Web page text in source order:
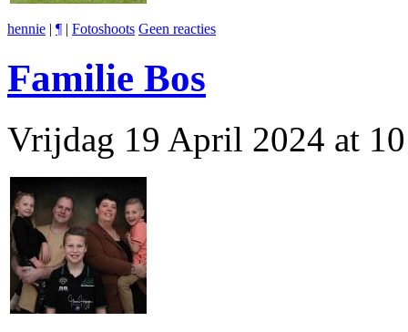
hennie | ¶ | Fotoshoots Geen reacties
Familie Bos
Vrijdag 19 April 2024 at